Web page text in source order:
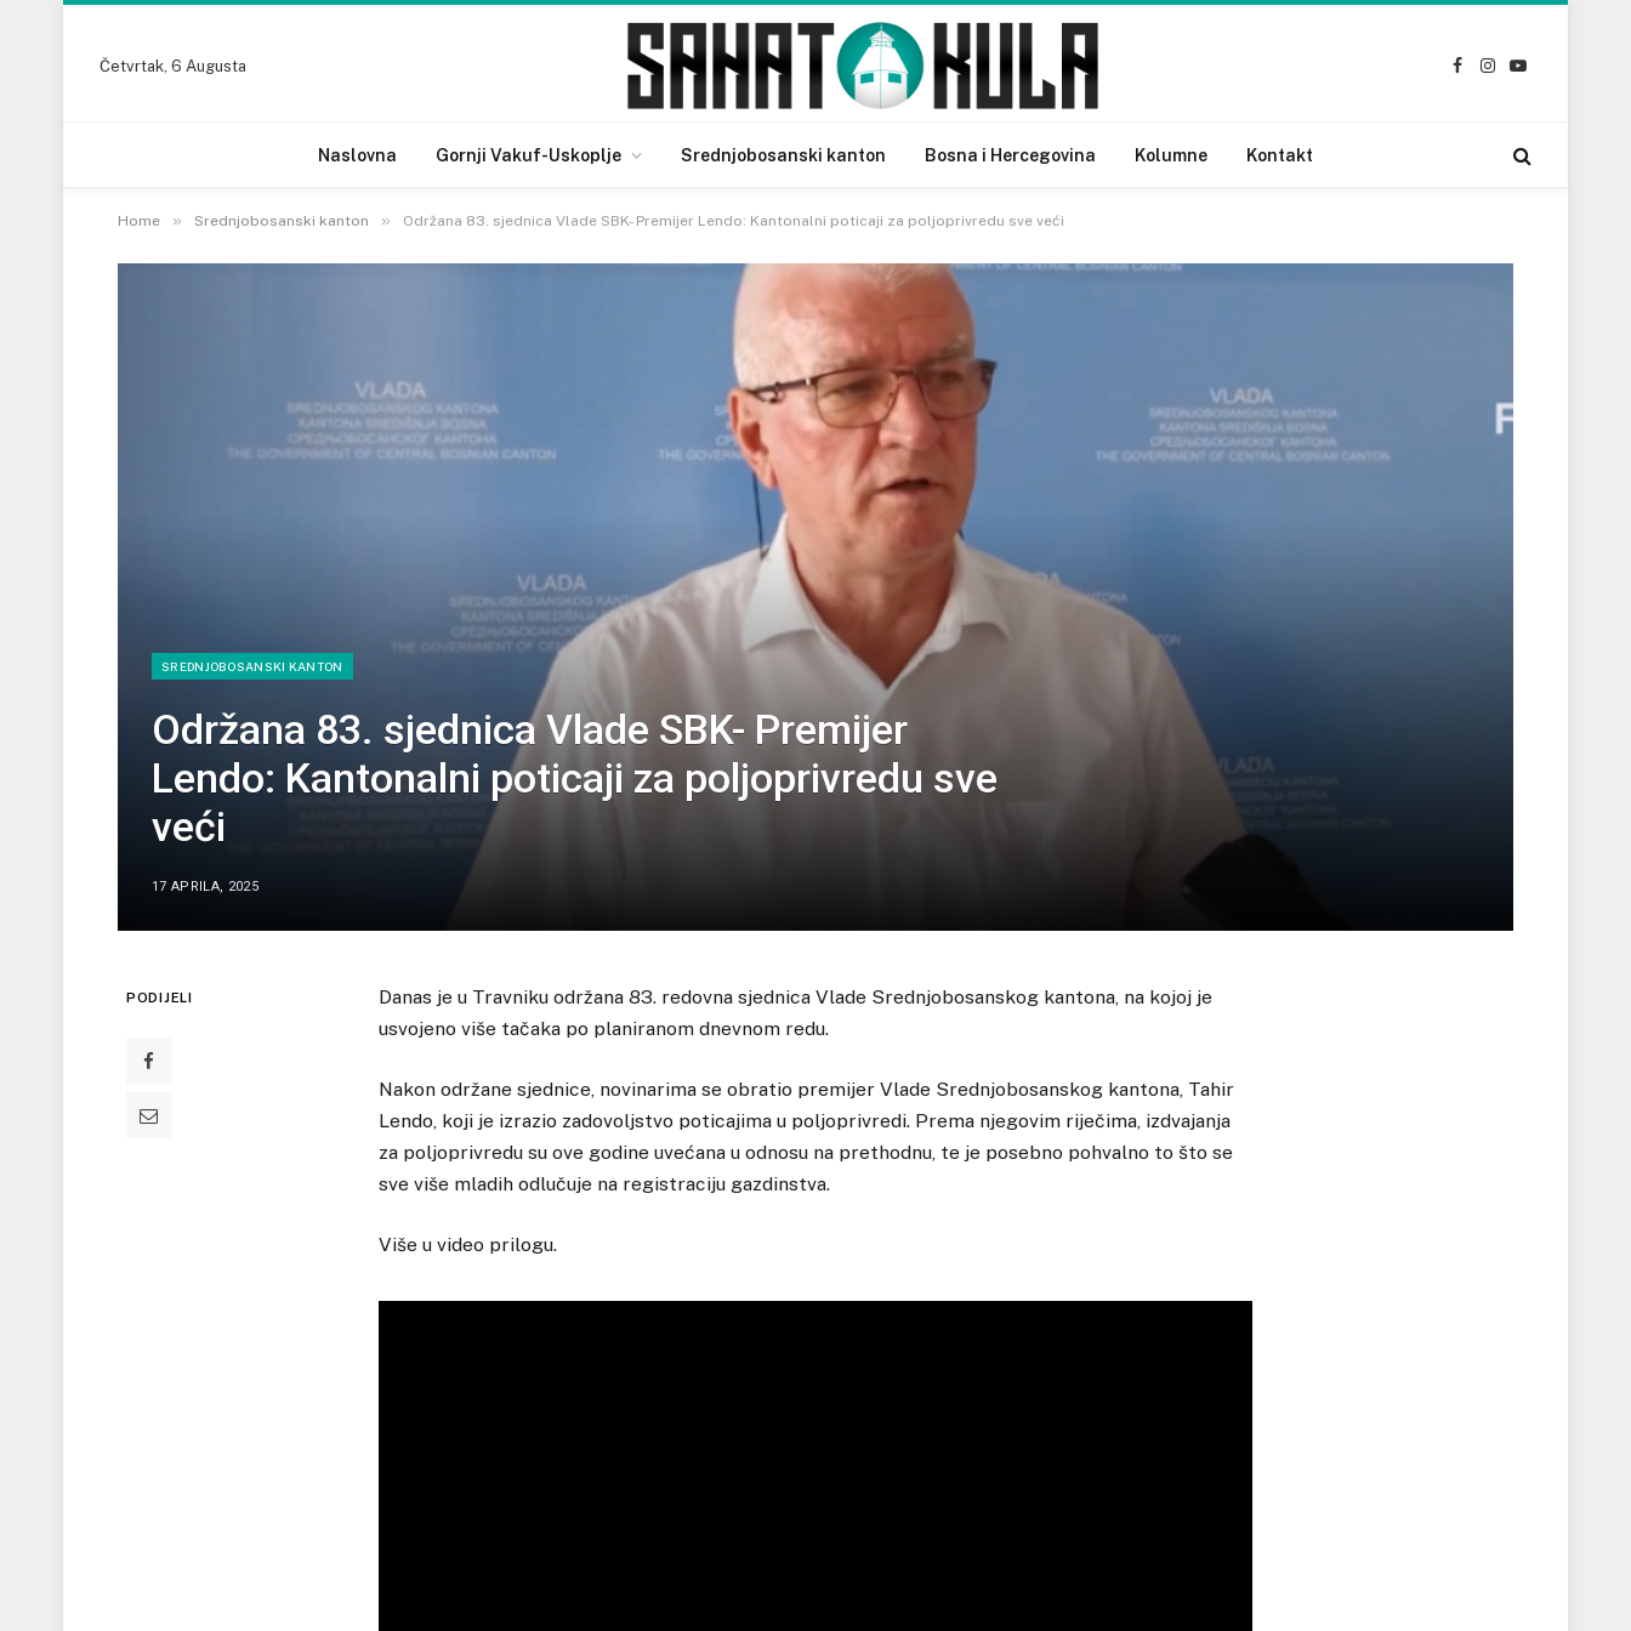
Četvrtak, 6 Augusta
Facebook
Instagram
YouTube
Naslovna Gornji Vakuf-Uskoplje Srednjobosanski kanton Bosna i Hercegovina Kolumne Kontakt
Home » Srednjobosanski kanton » Održana 83. sjednica Vlade SBK- Premijer Lendo: Kantonalni poticaji za poljoprivredu sve veći
SREDNJOBOSANSKI KANTON
Održana 83. sjednica Vlade SBK- Premijer
Lendo: Kantonalni poticaji za poljoprivredu sve
veći
17 APRILA, 2025
PODIJELI
Danas je u Travniku održana 83. redovna sjednica Vlade Srednjobosanskog kantona, na kojoj je
usvojeno više tačaka po planiranom dnevnom redu.
Nakon održane sjednice, novinarima se obratio premijer Vlade Srednjobosanskog kantona, Tahir
Lendo, koji je izrazio zadovoljstvo poticajima u poljoprivredi. Prema njegovim riječima, izdvajanja
za poljoprivredu su ove godine uvećana u odnosu na prethodnu, te je posebno pohvalno to što se
sve više mladih odlučuje na registraciju gazdinstva.
Više u video prilogu.